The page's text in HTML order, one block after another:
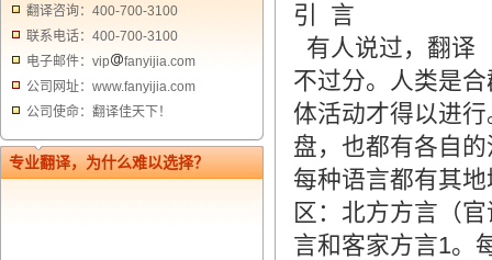
翻译咨询：400-700-3100
联系电话：400-700-3100
电子邮件：vip
fanyijia.com
公司网址：www.fanyijia.com
公司使命：翻译佳天下！
专业翻译，为什么难以选择？
引 言
有人说过，翻译
不过分。人类是
体活动才得以进
盘，也都有各自
每种语言都有其
区：北方方言（
言和客家方言1。